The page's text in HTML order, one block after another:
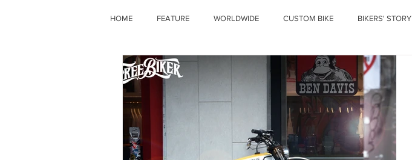
HOME FEATURE WORLDWIDE CUSTOM BIKE BIKERS' STORY
OLD TIMER